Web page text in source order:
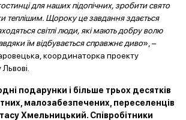
для наших підопічних, зробити свято
теплішим. Щороку це завдання здається
світлі люди, які мають добру волю
їм відбувається справжнє диво», –
координаторка проекту
подарунки і більше трьох десятків
малозабезпечених, переселенців
Хмельницький. Співробітники